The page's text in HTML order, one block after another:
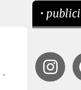
*
•